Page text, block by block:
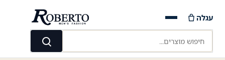
content
חיפוש מוצרים...
חיפוש
עגלה